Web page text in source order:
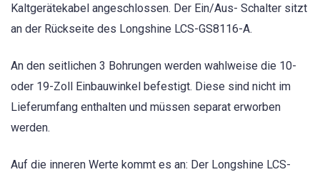
Kaltgerätekabel angeschlossen. Der Ein/Aus- Schalter sitzt
an der Rückseite des Longshine LCS-GS8116-A.
An den seitlichen 3 Bohrungen werden wahlweise die 10-
oder 19-Zoll Einbauwinkel befestigt. Diese sind nicht im
Lieferumfang enthalten und müssen separat erworben
werden.
Auf die inneren Werte kommt es an: Der Longshine LCS-